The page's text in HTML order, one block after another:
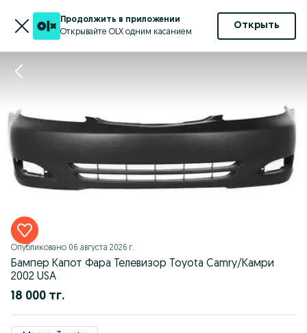
Продолжить в приложении
Открывайте OLX одним касанием
Открыть
Опубликовано 06 августа 2026 г.
Бампер Капот Фара Телевизор Toyota Camry/Камри
2002 USA
18 000 тг.